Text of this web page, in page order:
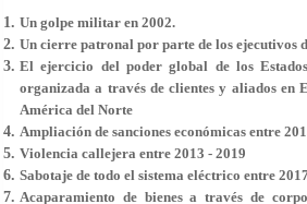
Un golpe militar en 2002.
Un cierre patronal por parte de los ejecutivos
El ejercicio del poder global de los
organizada a través de clientes y aliados en
América del Norte
Ampliación de sanciones económicas entre
Violencia callejera entre 2013 - 2019
Sabotaje de todo el sistema eléctrico entre
Acaparamiento de bienes a través de